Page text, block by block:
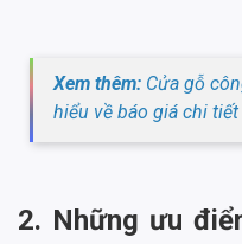
Xem thêm: Cửa gỗ
hiểu về báo giá chi
2. Những ưu